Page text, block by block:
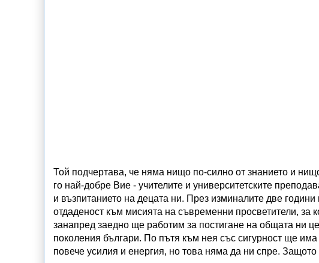
Той подчертава, че няма нищо по-силно от знанието и
го най-добре Вие - учителите и университетските
и възпитанието на децата ни. През изминалите две
отдаденост към мисията на съвременни просветители,
занапред заедно ще работим за постигане на общата ни
поколения българи. По пътя към нея със сигурност ще
повече усилия и енергия, но това няма да ни спре.